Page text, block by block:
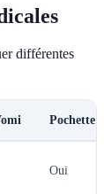
différentes
Pochette
Oui